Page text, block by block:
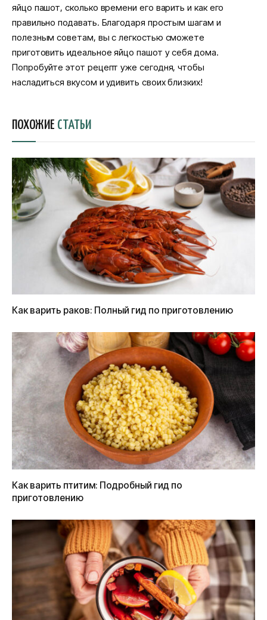
яйцо пашот, сколько времени его варить и как его
правильно подавать. Благодаря простым шагам и
полезным советам, вы с легкостью сможете
приготовить идеальное яйцо пашот у себя дома.
Попробуйте этот рецепт уже сегодня, чтобы
насладиться вкусом и удивить своих близких!
ПОХОЖИЕ СТАТЬИ
Как варить раков: Полный гид по приготовлению
Как варить птитим: Подробный гид по
приготовлению